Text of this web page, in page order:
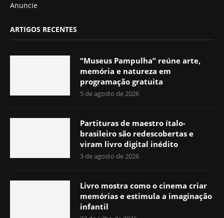
Anuncie
ARTIGOS RECENTES
“Museus Pampulha” reúne arte,
memória e natureza em
programação gratuita
5 de agosto de 2026
Partituras de maestro ítalo-
brasileiro são redescobertas e
viram livro digital inédito
3 de agosto de 2026
Livro mostra como o cinema criar
memórias e estimula a imaginação
infantil